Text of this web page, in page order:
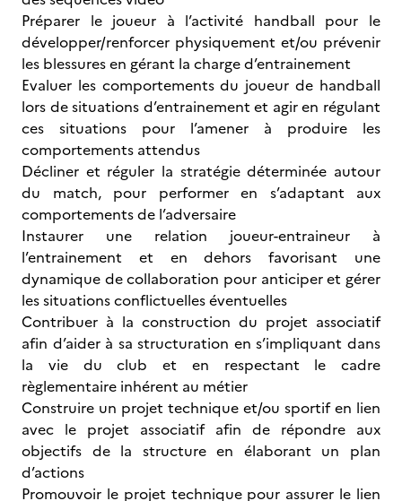
Préparer le joueur à l’activité handball pour le
développer/renforcer physiquement et/ou prévenir
les blessures en gérant la charge d’entrainement
Evaluer les comportements du joueur de handball
lors de situations d’entrainement et agir en régulant
ces situations pour l’amener à produire les
comportements attendus
Décliner et réguler la stratégie déterminée autour
du match, pour performer en s’adaptant aux
comportements de l’adversaire
Instaurer une relation joueur-entraineur à
l’entrainement et en dehors favorisant une
dynamique de collaboration pour anticiper et gérer
les situations conflictuelles éventuelles
Contribuer à la construction du projet associatif
afin d’aider à sa structuration en s’impliquant dans
la vie du club et en respectant le cadre
règlementaire inhérent au métier
Construire un projet technique et/ou sportif en lien
avec le projet associatif afin de répondre aux
objectifs de la structure en élaborant un plan
d’actions
Promouvoir le projet technique pour assurer le lien